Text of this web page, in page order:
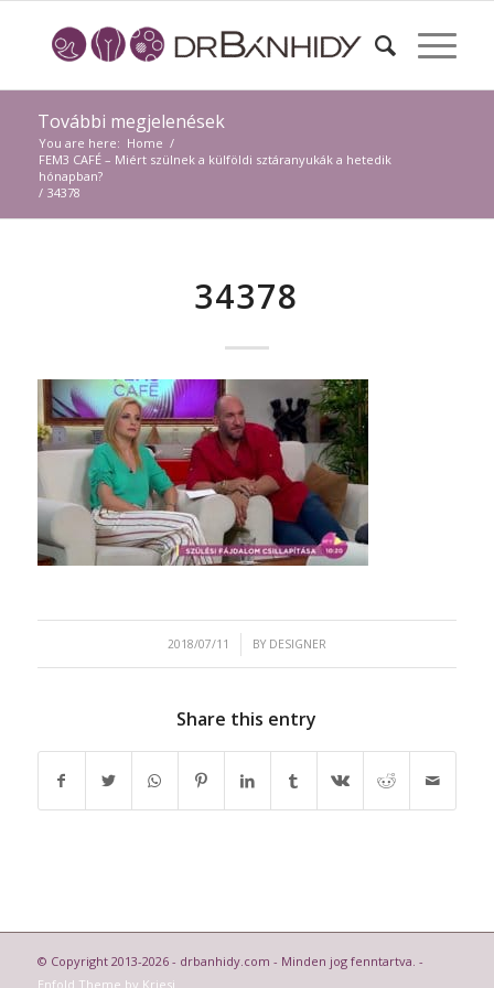
További megjelenések
You are here: Home /
FEM3 CAFÉ – Miért szülnek a külföldi sztáranyukák a hetedik
hónapban?
/ 34378
34378
2018/07/11
/ BY DESIGNER
Share this entry
© Copyright 2013-2026 - drbanhidy.com - Minden jog fenntartva. -
Enfold Theme by Kriesi